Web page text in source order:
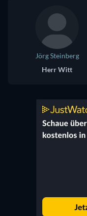
Jörg Steinberg
Herr Witt